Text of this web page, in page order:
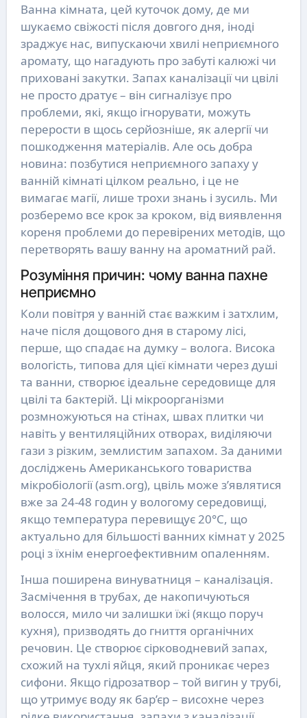
Ванна кімната, цей куточок дому, де ми
шукаємо свіжості після довгого дня, іноді
зраджує нас, випускаючи хвилі неприємного
аромату, що нагадують про забуті калюжі чи
приховані закутки. Запах каналізації чи цвілі
не просто дратує – він сигналізує про
проблеми, які, якщо ігнорувати, можуть
перерости в щось серйозніше, як алергії чи
пошкодження матеріалів. Але ось добра
новина: позбутися неприємного запаху у
ванній кімнаті цілком реально, і це не
вимагає магії, лише трохи знань і зусиль. Ми
розберемо все крок за кроком, від виявлення
кореня проблеми до перевірених методів, що
перетворять вашу ванну на ароматний рай.
Розуміння причин: чому ванна пахне
неприємно
Коли повітря у ванній стає важким і затхлим,
наче після дощового дня в старому лісі,
перше, що спадає на думку – волога. Висока
вологість, типова для цієї кімнати через душі
та ванни, створює ідеальне середовище для
цвілі та бактерій. Ці мікроорганізми
розмножуються на стінах, швах плитки чи
навіть у вентиляційних отворах, виділяючи
гази з різким, землистим запахом. За даними
досліджень Американського товариства
мікробіології (asm.org), цвіль може з’являтися
вже за 24-48 годин у вологому середовищі,
якщо температура перевищує 20°C, що
актуально для більшості ванних кімнат у 2025
році з їхнім енергоефективним опаленням.
Інша поширена винуватниця – каналізація.
Засмічення в трубах, де накопичуються
волосся, мило чи залишки їжі (якщо поруч
кухня), призводять до гниття органічних
речовин. Це створює сірководневий запах,
схожий на тухлі яйця, який проникає через
сифони. Якщо гідрозатвор – той вигин у трубі,
що утримує воду як бар’єр – висохне через